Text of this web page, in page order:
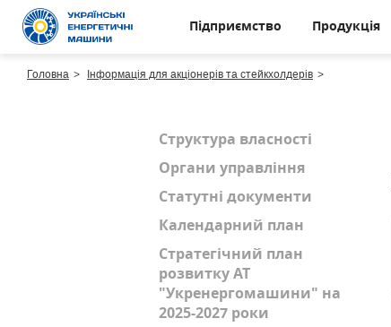
Підприємство Продукція
Головна Інформація для акціонерів та стейкхолдерів
Структура власності
Органи управління
Статутні документи
Календарний план
Стратегічний план
розвитку АТ
"Укренергомашини" на
2025-2027 роки